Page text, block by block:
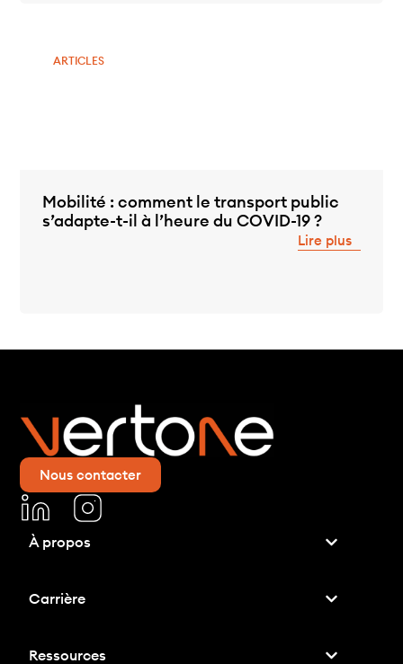
ARTICLES
Mobilité : comment le transport public
s’adapte-t-il à l’heure du COVID-19 ?
Lire plus
Nous contacter
À propos
Carrière
Ressources